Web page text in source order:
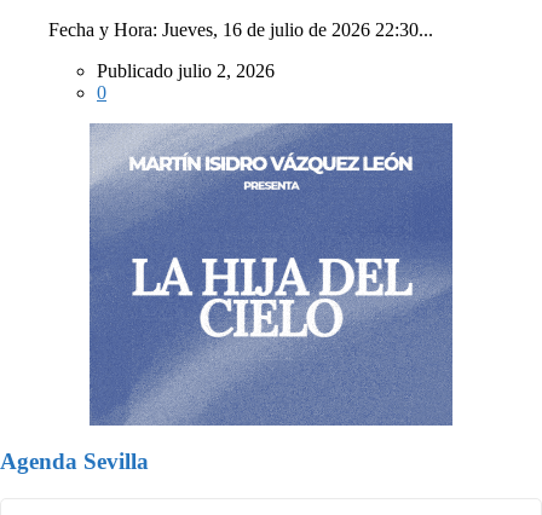
Fecha y Hora: Jueves, 16 de julio de 2026 22:30...
Publicado julio 2, 2026
0
Agenda Sevilla